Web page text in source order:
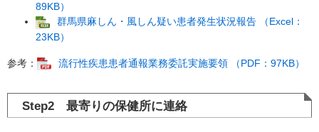
89KB）
群馬県麻しん・風しん疑い患者発生状況報告 （Excel：
23KB）
参考： 流行性疾患患者通報業務委託実施要領 （PDF：97KB）
Step2 最寄りの保健所に連絡